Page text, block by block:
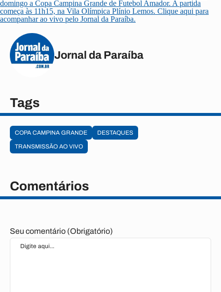
domingo a Copa Campina Grande de Futebol Amador. A partida
começa às 11h15, na Vila Olímpica Plínio Lemos. Clique aqui para
acompanhar ao vivo pelo Jornal da Paraíba.
Jornal da Paraíba
Tags
COPA CAMPINA GRANDE
DESTAQUES
TRANSMISSÃO AO VIVO
Comentários
Seu comentário (Obrigatório)